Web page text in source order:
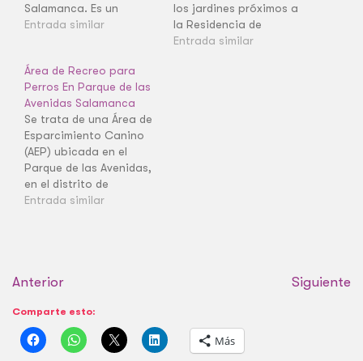
Salamanca. Es un
espacio delimitado y
esparcimiento de los
perros en el barrio de la
Guindalera. Al ser una
AP, ofrece un recinto
acotado para la suelta
breve…
Entrada similar
los jardines próximos a
la Residencia de
Estudiantes, en el
Entrada similar
Área de Recreo para
Perros En Parque de las
Avenidas Salamanca
Se trata de una Área de
Esparcimiento Canino
(AEP) ubicada en el
Parque de las Avenidas,
en el distrito de
Salamanca. Es un
La Guindalera. Como
infraestructura y más…
Entrada similar
Anterior Siguiente
Comparte esto:
Más